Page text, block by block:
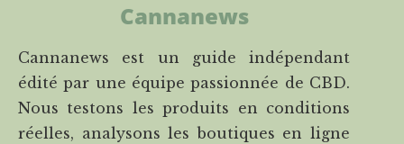
Cannanews
Cannanews est un guide indépendant
édité par une équipe passionnée de CBD.
Nous testons les produits en conditions
réelles, analysons les boutiques en ligne